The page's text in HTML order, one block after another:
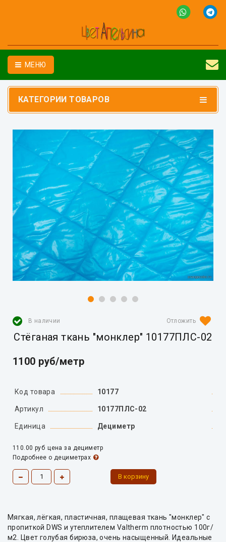
МЕНЮ
КАТЕГОРИИ ТОВАРОВ
В наличии
Стёганая ткань "монклер" 10177ПЛС-02
1100 руб/метр
Код товара 10177
Артикул 10177ПЛС-02
Единица Дециметр
110.00 руб цена за дециметр
Подробнее о дециметрах
Мягкая, лёгкая, пластичная, плащевая ткань "монклер" с
пропиткой DWS и утеплителем Valtherm плотностью 100г/
м2. Цвет голубая бирюза, очень насыщенный. Идеальные